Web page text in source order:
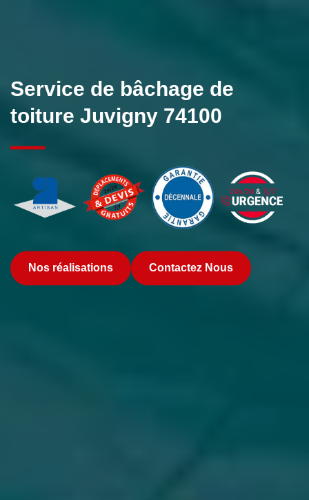
Service de bâchage de
toiture Juvigny 74100
Nos réalisations Contactez Nous